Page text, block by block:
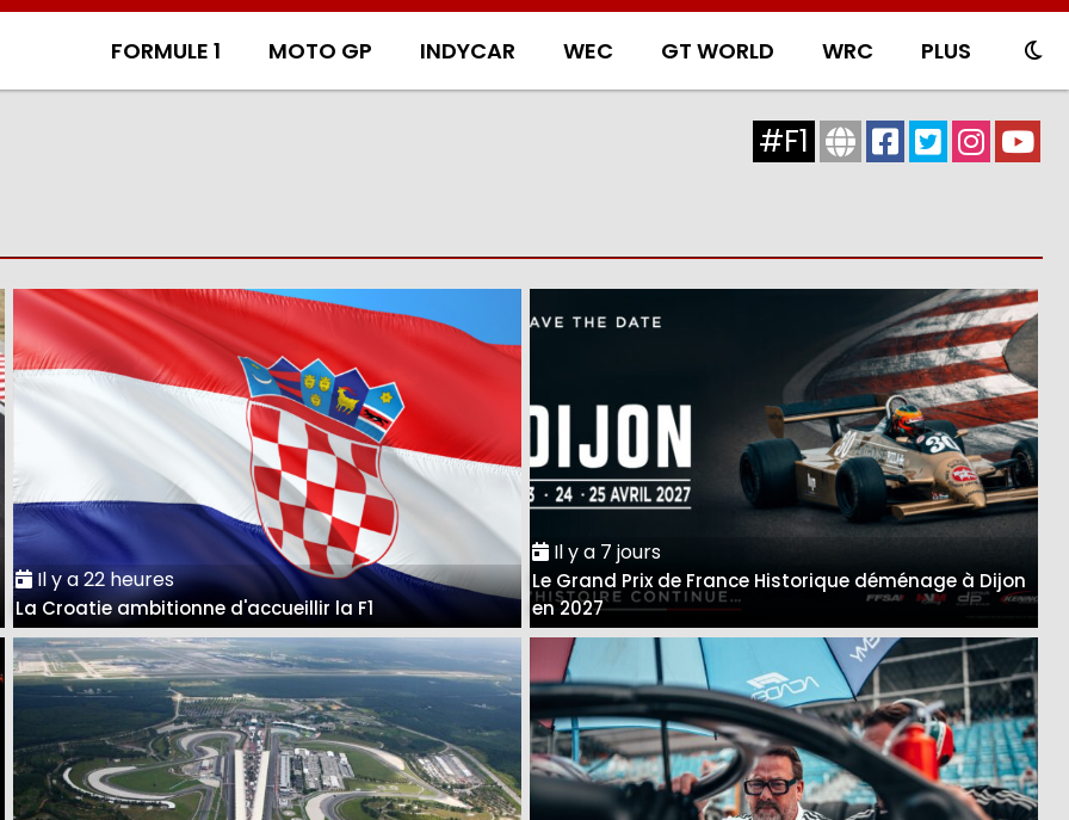
FORMULE 1 MOTO GP INDYCAR WEC GT WORLD WRC PLUS
#F1
Il y a 22 heures
La Croatie ambitionne d'accueillir la F1
Il y a 7 jours
Le Grand Prix de France Historique déménage à Dijon
en 2027